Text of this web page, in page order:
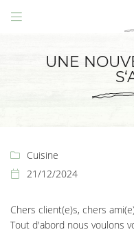

14 Quai Villebois Mareuil,
02 54 56 81 58
 Adresse email de
UNE
 Cuisine
 21/12/2024
Chers client(e)s, chers
Tout d'abord nous voulons